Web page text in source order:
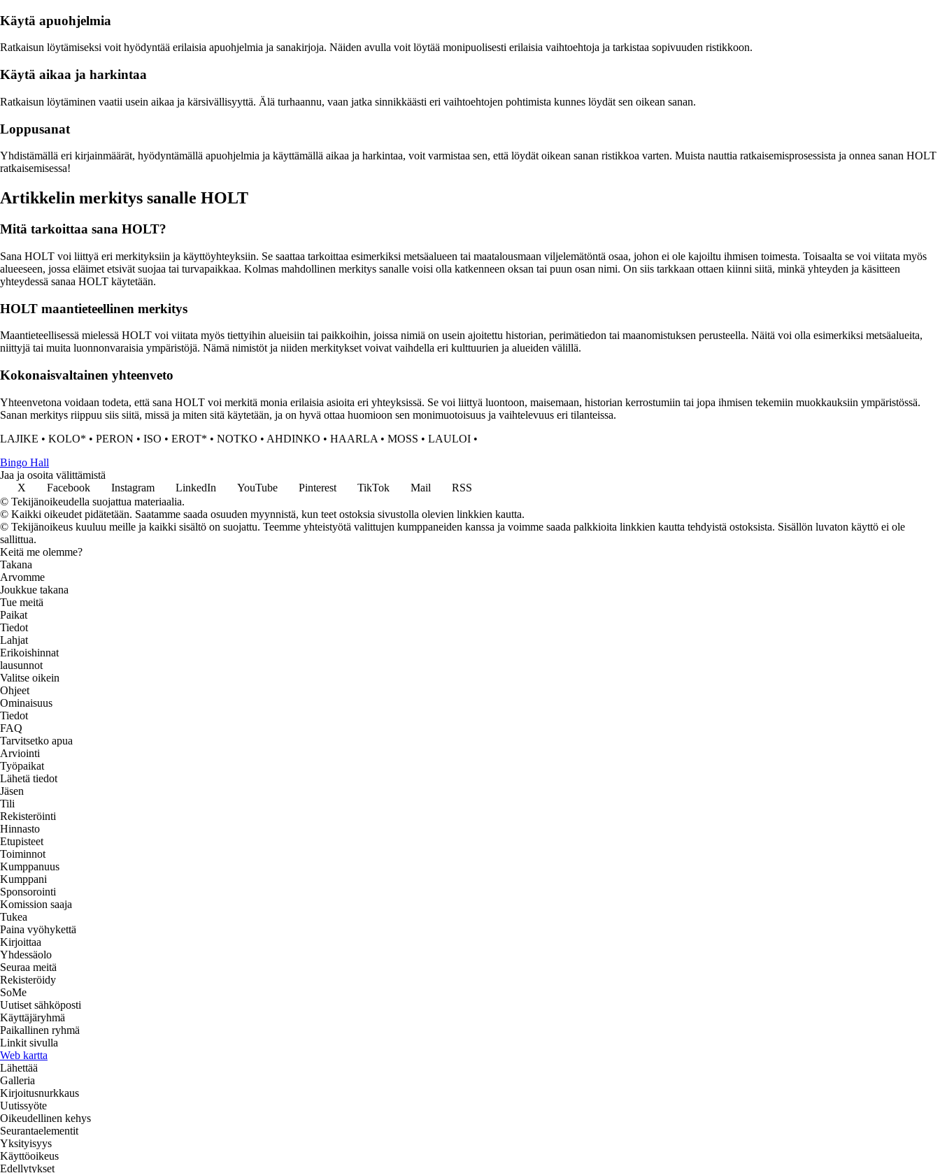
Käytä apuohjelmia
Ratkaisun löytämiseksi voit hyödyntää erilaisia apuohjelmia ja sanakirjoja. Näiden avulla voit löytää monipuolisesti erilaisia vaihtoehtoja ja tarkistaa sopivuuden ristikkoon.
Käytä aikaa ja harkintaa
Ratkaisun löytäminen vaatii usein aikaa ja kärsivällisyyttä. Älä turhaannu, vaan jatka sinnikkäästi eri vaihtoehtojen pohtimista kunnes löydät sen oikean sanan.
Loppusanat
Yhdistämällä eri kirjainmäärät, hyödyntämällä apuohjelmia ja käyttämällä aikaa ja harkintaa, voit varmistaa sen, että löydät oikean sanan ristikkoa varten. Muista nauttia ratkaisemisprosessista ja onnea sanan HOLT
ratkaisemisessa!
Artikkelin merkitys sanalle HOLT
Mitä tarkoittaa sana HOLT?
Sana HOLT voi liittyä eri merkityksiin ja käyttöyhteyksiin. Se saattaa tarkoittaa esimerkiksi metsäalueen tai maatalousmaan viljelemätöntä osaa, johon ei ole kajoiltu ihmisen toimesta. Toisaalta se voi viitata myös
alueeseen, jossa eläimet etsivät suojaa tai turvapaikkaa. Kolmas mahdollinen merkitys sanalle voisi olla katkenneen oksan tai puun osan nimi. On siis tarkkaan ottaen kiinni siitä, minkä yhteyden ja käsitteen
yhteydessä sanaa HOLT käytetään.
HOLT maantieteellinen merkitys
Maantieteellisessä mielessä HOLT voi viitata myös tiettyihin alueisiin tai paikkoihin, joissa nimiä on usein ajoitettu historian, perimätiedon tai maanomistuksen perusteella. Näitä voi olla esimerkiksi metsäalueita,
niittyjä tai muita luonnonvaraisia ympäristöjä. Nämä nimistöt ja niiden merkitykset voivat vaihdella eri kulttuurien ja alueiden välillä.
Kokonaisvaltainen yhteenveto
Yhteenvetona voidaan todeta, että sana HOLT voi merkitä monia erilaisia asioita eri yhteyksissä. Se voi liittyä luontoon, maisemaan, historian kerrostumiin tai jopa ihmisen tekemiin muokkauksiin ympäristössä.
Sanan merkitys riippuu siis siitä, missä ja miten sitä käytetään, ja on hyvä ottaa huomioon sen monimuotoisuus ja vaihtelevuus eri tilanteissa.
LAJIKE • KOLO* • PERON • ISO • EROT* • NOTKO • AHDINKO • HAARLA • MOSS • LAULOI •
Bingo Hall
Jaa ja osoita välittämistä
X
Facebook Instagram LinkedIn YouTube Pinterest TikTok Mail
RSS
© Tekijänoikeudella suojattua materiaalia.
© Kaikki oikeudet pidätetään. Saatamme saada osuuden myynnistä, kun teet ostoksia sivustolla olevien linkkien kautta.
© Tekijänoikeus kuuluu meille ja kaikki sisältö on suojattu. Teemme yhteistyötä valittujen kumppaneiden kanssa ja voimme saada palkkioita linkkien kautta tehdyistä ostoksista. Sisällön luvaton käyttö ei ole
sallittua.
Keitä me olemme?
Takana
Arvomme
Joukkue takana
Tue meitä
Paikat
Tiedot
Lahjat
Erikoishinnat
lausunnot
Valitse oikein
Ohjeet
Ominaisuus
Tiedot
FAQ
Tarvitsetko apua
Arviointi
Työpaikat
Lähetä tiedot
Jäsen
Tili
Rekisteröinti
Hinnasto
Etupisteet
Toiminnot
Kumppanuus
Kumppani
Sponsorointi
Komission saaja
Tukea
Paina vyöhykettä
Kirjoittaa
Yhdessäolo
Seuraa meitä
Rekisteröidy
SoMe
Uutiset sähköposti
Käyttäjäryhmä
Paikallinen ryhmä
Linkit sivulla
Web kartta
Lähettää
Galleria
Kirjoitusnurkkaus
Uutissyöte
Oikeudellinen kehys
Seurantaelementit
Yksityisyys
Käyttöoikeus
Edellytykset